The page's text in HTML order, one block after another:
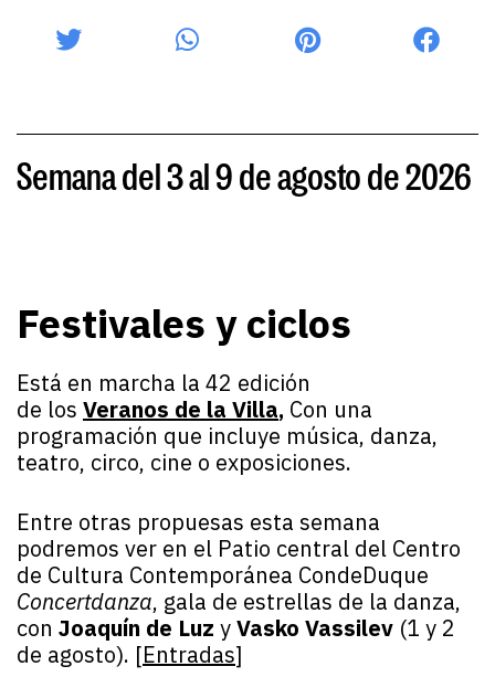
Semana del 3 al 9 de agosto de 2026
Festivales y ciclos
Está en marcha la 42 edición
de los Veranos de la Villa, Con una
programación que incluye música, danza,
teatro, circo, cine o exposiciones.
Entre otras propuesas esta semana
podremos ver en el Patio central del Centro
de Cultura Contemporánea CondeDuque
Concertdanza, gala de estrellas de la danza,
con Joaquín de Luz yVasko Vassilev (1 y 2
de agosto). [Entradas]